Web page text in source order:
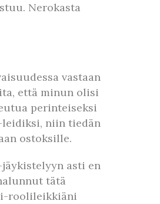
Nerokasta
vastaan
että minun olisi
perinteiseksi
niin tiedän
ostoksille.
asti en
tätä
roolileikkiäni